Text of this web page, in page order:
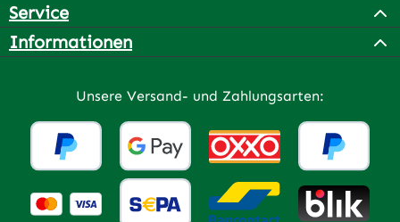
Service
Informationen
Unsere Versand- und Zahlungsarten: